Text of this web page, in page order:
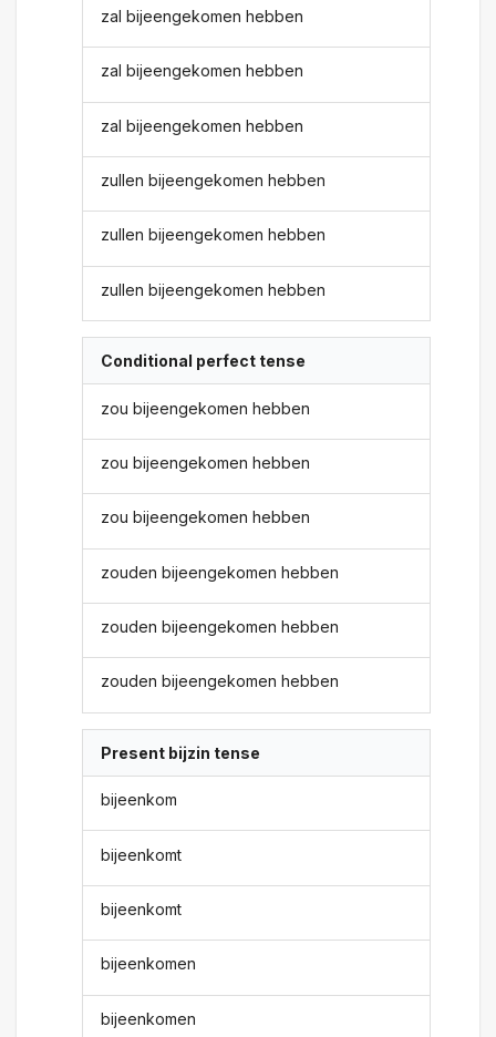
zal bijeengekomen hebben
zal bijeengekomen hebben
zal bijeengekomen hebben
zullen bijeengekomen hebben
zullen bijeengekomen hebben
zullen bijeengekomen hebben
Conditional perfect tense
zou bijeengekomen hebben
zou bijeengekomen hebben
zou bijeengekomen hebben
zouden bijeengekomen hebben
zouden bijeengekomen hebben
zouden bijeengekomen hebben
Present bijzin tense
bijeenkom
bijeenkomt
bijeenkomt
bijeenkomen
bijeenkomen